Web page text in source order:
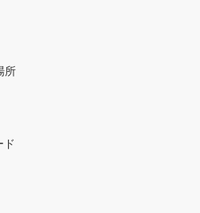
所
ド